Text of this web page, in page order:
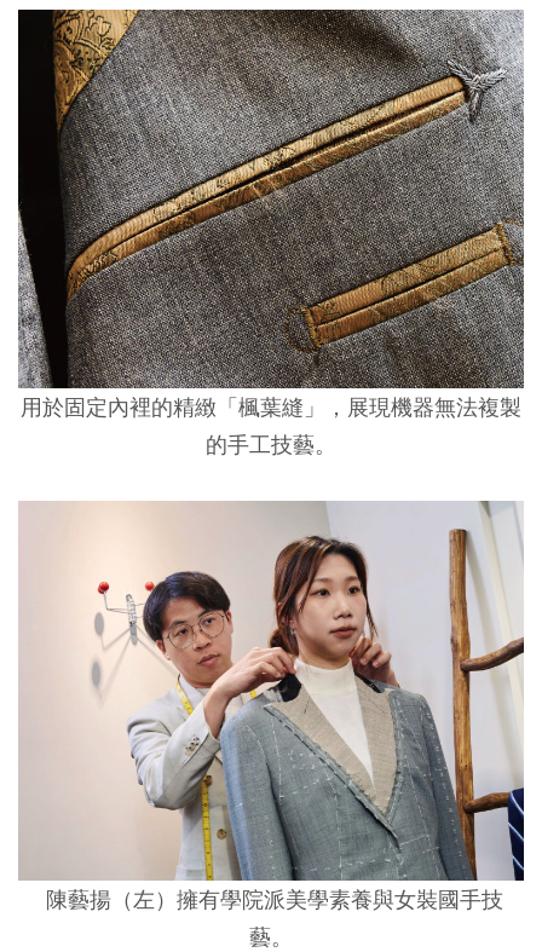
用於固定內裡的精緻「楓葉縫」，展現機器無法複製
的手工技藝。
陳藝揚（左）擁有學院派美學素養與女裝國手技
藝。